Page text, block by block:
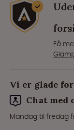
Få
Vi er glade
Chat med
Mandag til fredag